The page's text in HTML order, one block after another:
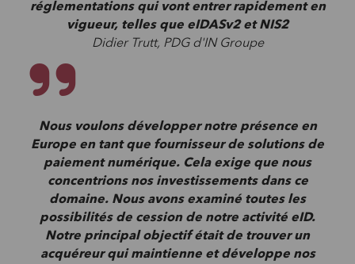
réglementations qui vont entrer rapidement en
vigueur, telles que eIDASv2 et NIS2
Didier Trutt, PDG d'IN Groupe
Nous voulons développer notre présence en
Europe en tant que fournisseur de solutions de
paiement numérique. Cela exige que nous
concentrions nos investissements dans ce
domaine. Nous avons examiné toutes les
possibilités de cession de notre activité eID.
Notre principal objectif était de trouver un
acquéreur qui maintienne et développe nos